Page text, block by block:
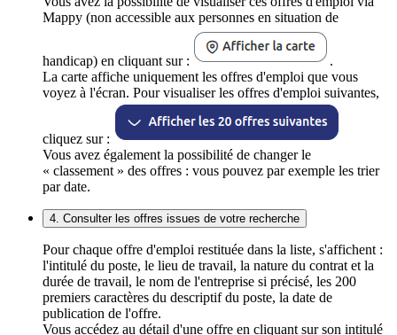
Mappy (non accessible aux personnes en situation de
handicap) en cliquant sur :
.
La carte affiche uniquement les offres d'emploi que vous
voyez à l'écran. Pour visualiser les offres d'emploi suivantes,
cliquez sur :
Vous avez également la possibilité de changer le
« classement » des offres : vous pouvez par exemple les trier
par date.
4. Consulter les offres issues de votre recherche
Pour chaque offre d'emploi restituée dans la liste, s'affichent :
l'intitulé du poste, le lieu de travail, la nature du contrat et la
durée de travail, le nom de l'entreprise si précisé, les 200
premiers caractères du descriptif du poste, la date de
publication de l'offre.
Vous accédez au détail d'une offre en cliquant sur son intitulé